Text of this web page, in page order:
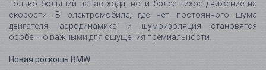
незаметно помогать человеку становятся новой формой
luxury.
Это не самый консервативный BMW и не автомобиль,
технологии смелые, а философия заметно отличается от